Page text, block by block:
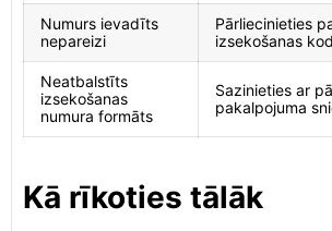
Numurs ievadīts
nepareizi
Pārliecinieties
izsekošanas
Neatbalstīts
izsekošanas
numura formāts
Sazinieties ar
pakalpojuma
Kā rīkoties tālāk